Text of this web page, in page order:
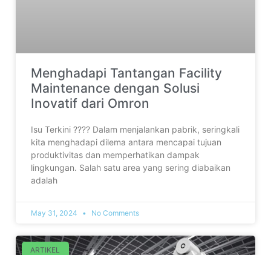
Menghadapi Tantangan Facility
Maintenance dengan Solusi
Inovatif dari Omron
Isu Terkini ???? Dalam menjalankan pabrik, seringkali
kita menghadapi dilema antara mencapai tujuan
produktivitas dan memperhatikan dampak
lingkungan. Salah satu area yang sering diabaikan
adalah
May 31, 2024 No Comments
ARTIKEL